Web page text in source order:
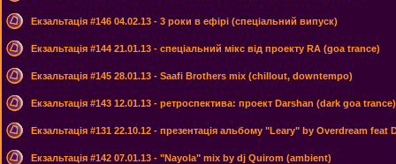
Екзальтація #146 04.02.13 - 3 роки в ефірі (спеціальний випуск)
Екзальтація #144 21.01.13 - спеціальний мікс від проекту RA (goa trance)
Екзальтація #145 28.01.13 - Saafi Brothers mix (chillout, downtempo)
Екзальтація #143 12.01.13 - ретроспектива: проект Darshan (dark goa trance)
Екзальтація #131 22.10.12 - презентація альбому "Leary" by Overdream feat
Екзальтація #142 07.01.13 - "Nayola" mix by dj Quirom (ambient)